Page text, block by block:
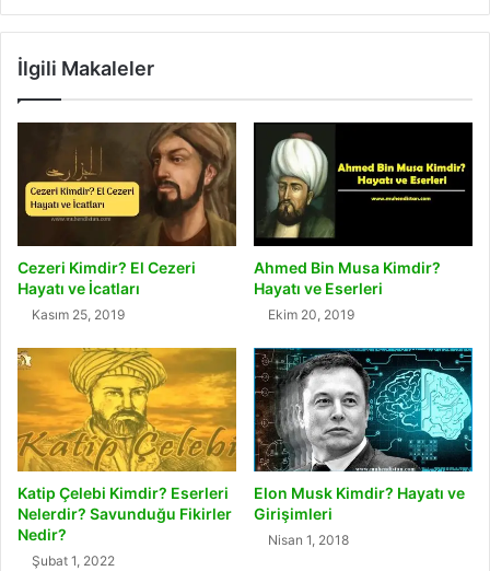
İlgili Makaleler
Cezeri Kimdir? El Cezeri
Hayatı ve İcatları
Kasım 25, 2019
Ahmed Bin Musa Kimdir?
Hayatı ve Eserleri
Ekim 20, 2019
Katip Çelebi Kimdir? Eserleri
Nelerdir? Savunduğu Fikirler
Nedir?
Şubat 1, 2022
Elon Musk Kimdir? Hayatı ve
Girişimleri
Nisan 1, 2018